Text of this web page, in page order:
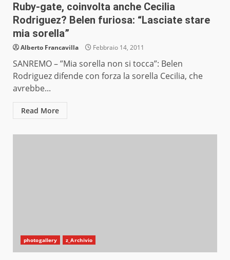
Ruby-gate, coinvolta anche Cecilia
Rodriguez? Belen furiosa: “Lasciate stare
mia sorella”
Alberto Francavilla Febbraio 14, 2011
SANREMO – ”Mia sorella non si tocca”: Belen
Rodriguez difende con forza la sorella Cecilia, che
avrebbe...
Read More
photogallery z_Archivio